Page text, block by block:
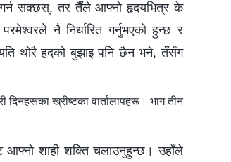
सक्छस्, तर तैँले आफ्‍नो हृदयभित्र के
नै निर्धारित गर्नुभएको हुन्छ र
यति थोरै हदको बुझाइ पनि छैन भने, तँसँग
ख्रीष्टका वार्तालापहरू। भाग तीन
आफ्नो शाही शक्ति चलाउनुहुन्छ। उहाँले